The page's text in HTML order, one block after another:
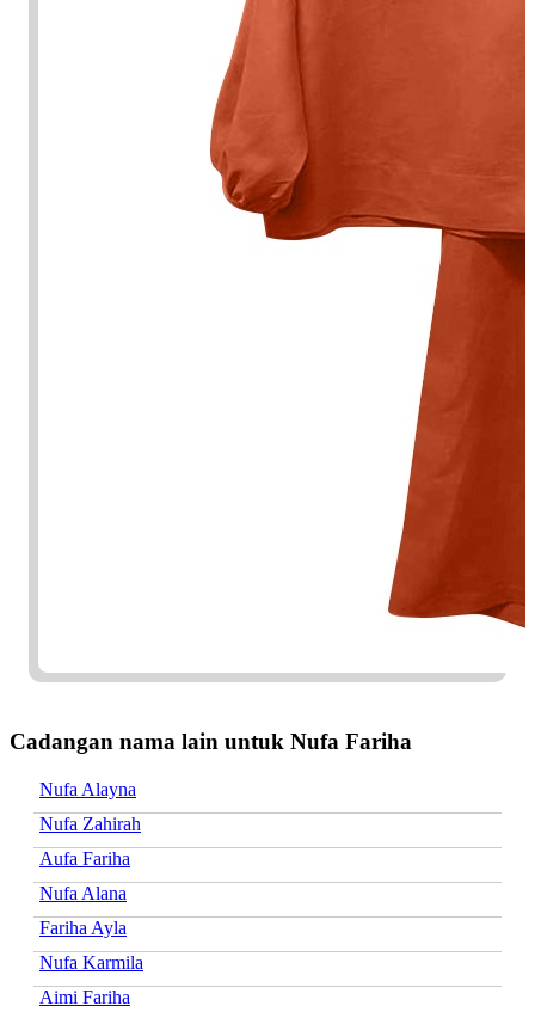
Cadangan nama lain untuk Nufa Fariha
Nufa Alayna
Nufa Zahirah
Aufa Fariha
Nufa Alana
Fariha Ayla
Nufa Karmila
Aimi Fariha